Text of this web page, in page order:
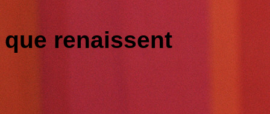
que renaissent